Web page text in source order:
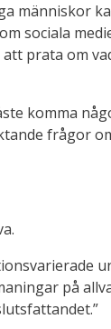
människor
sociala
prata om
komma
frågor
på